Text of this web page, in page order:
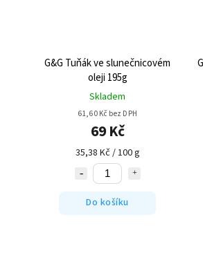
G&G Tuňák ve slunečnicovém
oleji 195g
Skladem
61,60 Kč bez DPH
69 Kč
35,38 Kč / 100 g
Do košíku